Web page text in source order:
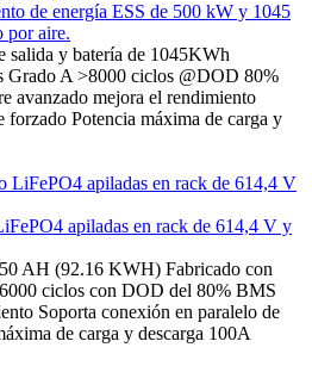
de energía ESS de 500 kW y 1045
por aire.
salida y batería de 1045KWh
Grado A >8000 ciclos @DOD 80%
avanzado mejora el rendimiento
Potencia máxima de carga y
apiladas en rack de 614,4 V y
AH (92.16 KWH) Fabricado con
ciclos con DOD del 80% BMS
Soporta conexión en paralelo de
de carga y descarga 100A